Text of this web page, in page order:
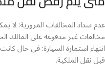
عدم سداد المخالفات المرورية: لا
مخالفات غير مدفوعة على المالك
انتهاء استمارة السيارة: في حال
قبل نقل الملكية.